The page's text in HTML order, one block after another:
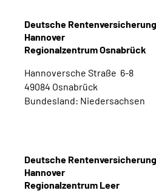
Deutsche
Hannover
Regionalzentrum Osnabrück
Hannoversche Straße 6-8
49084 Osnabrück
Bundesland: Niedersachsen
Deutsche
Hannover
Regionalzentrum Leer